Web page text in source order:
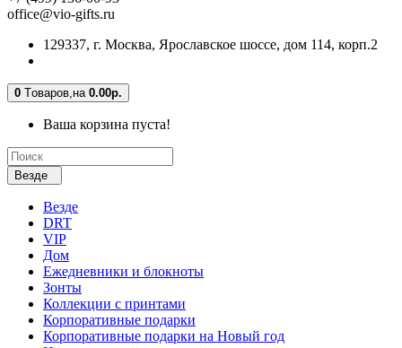
office@vio-gifts.ru
129337, г. Москва, Ярославское шоссе, дом 114, корп.2
0 Tоваров,на 0.00р.
Ваша корзина пуста!
Везде
Везде
DRT
VIP
Дом
Ежедневники и блокноты
Зонты
Коллекции с принтами
Корпоративные подарки
Корпоративные подарки на Новый год